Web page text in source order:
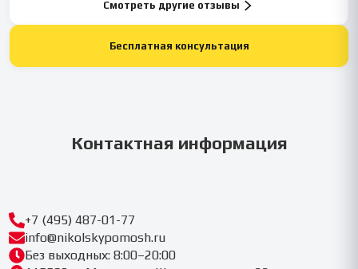
Смотреть другие отзывы
Бесплатная консультация
Контактная информация
+7 (495) 487-01-77
info@nikolskypomosh.ru
Без выходных: 8:00–20:00